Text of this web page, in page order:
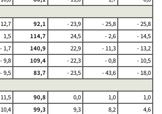
92,1 - 23,9 - 25,8
- 25,8
1,5 114,7 24,5 - 2,6
- 14,5
- 1,7 140,9 22,9 - 11,3
- 13,2
- 9,8 109,4 - 22,3 - 0,8
- 10,5
- 9,5 83,7 - 23,5 - 43,6
- 18,0
90,8 0,0 1,0
1,0
99,3 9,3 8,2
4,6